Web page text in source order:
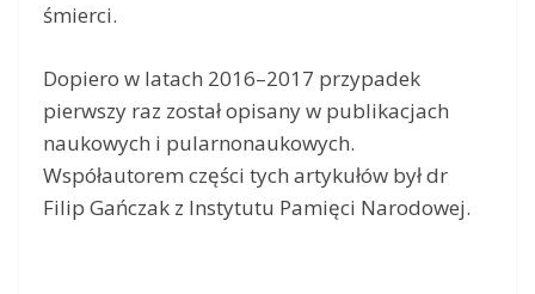
śmierci.
Dopiero w latach 2016–2017 przypadek
pierwszy raz został opisany w publikacjach
naukowych i pularnonaukowych.
Współautorem części tych artykułów był dr
Filip Gańczak z Instytutu Pamięci Narodowej.